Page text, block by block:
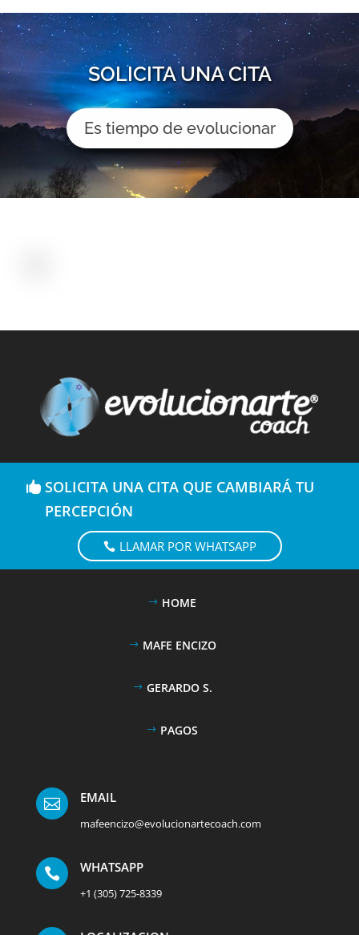
SOLICITA UNA CITA
Es tiempo de evolucionar
SOLICITA UNA CITA QUE CAMBIARÁ TU
PERCEPCIÓN
LLAMAR POR WHATSAPP
HOME
MAFE ENCIZO
GERARDO S.
PAGOS
 EMAIL
mafeencizo@evolucionartecoach.com
 WHATSAPP
+1 (305) 725-8339